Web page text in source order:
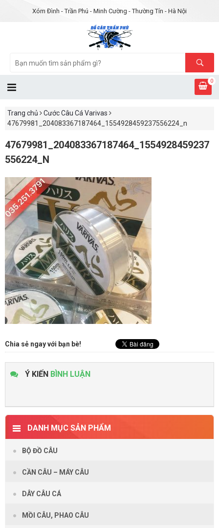
Xóm Đình - Trần Phú - Minh Cường - Thường Tín - Hà Nội
0
Trang chủ
Cước Câu Cá Varivas
47679981_204083367187464_1554928459237556224_n
47679981_204083367187464_1554928459237
556224_N
Chia sẻ ngay với bạn bè!
Ý KIẾN BÌNH LUẬN
DANH MỤC SẢN PHẨM
BỘ ĐỒ CÂU
CẦN CÂU – MÁY CÂU
DÂY CÂU CÁ
MỒI CÂU, PHAO CÂU